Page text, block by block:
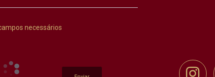
necessários